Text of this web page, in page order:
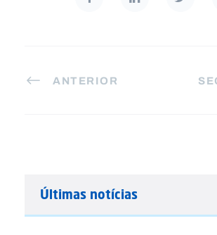
ANTERIOR
Últimas notícias